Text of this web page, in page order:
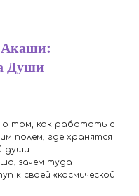
Акаши:
Души
том, как работать с
полем, где хранятся
души.
зачем туда
к своей «космической